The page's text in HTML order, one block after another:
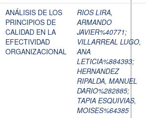
ANÁLISIS DE LOS
PRINCIPIOS DE
CALIDAD EN LA
EFECTIVIDAD
ORGANIZACIONAL
RIOS LIRA,
ARMANDO
JAVIER%40771;
VILLARREAL LUGO,
ANA
LETICIA%884393;
HERNANDEZ
RIPALDA, MANUEL
DARIO%282885;
TAPIA ESQUIVIAS,
MOISES%64385